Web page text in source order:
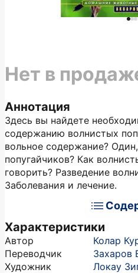
Аннотация
Здесь вы найдете
содержанию волнистых
вольное содержание?
попугайчиков? Как
говорить? Разведение
Заболевания и лечение.
Характеристики
Автор
Колар
Переводчик
Захаров
Художник
Локау
Нет в